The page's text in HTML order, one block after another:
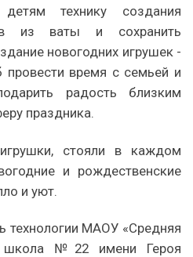
технику создания
из ваты и сохранить
новогодних игрушек
провести время с семьей и
радость близким
праздника.
стояли в каждом
и рождественские
и уют.
технологии МАОУ «Средняя
школа №22 имени Героя